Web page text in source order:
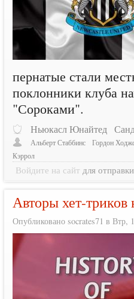
пернатые стали
поклонники клуба
"Сороками".
Ньюкасл Юнайтед
Альберт Стаббинс
Гордон
Кэррол
Войдите на сайт для
Авторы хет-
Опубликовано socrates71 в Втр,